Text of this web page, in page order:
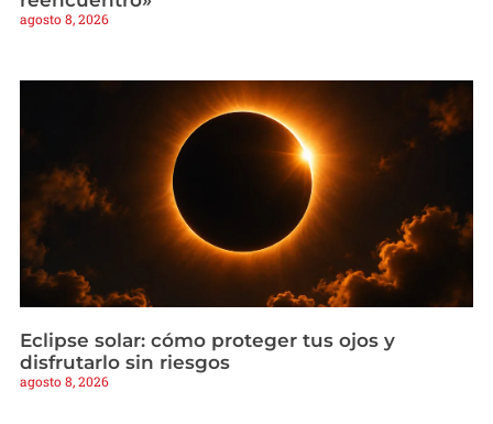
agosto 8, 2026
Eclipse solar: cómo proteger tus ojos y
disfrutarlo sin riesgos
agosto 8, 2026